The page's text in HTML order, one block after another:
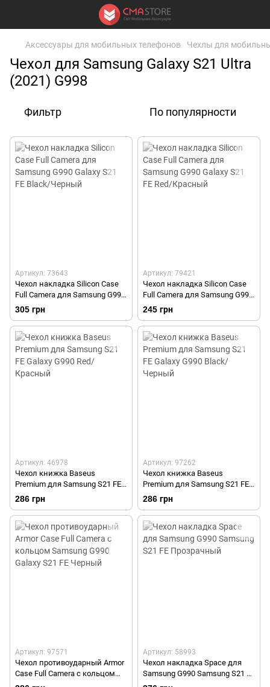
Аксессуары для мобильных телефонов Чехлы для
Чехол для Samsung Galaxy S21 Ultra
(2021) G998
Фильтр По популярности
Артикул: 73643
Чехол накладка Silicon Case
Full Camera для Samsung G990
Galaxy S21 FE Black/Черный
305 грн
Артикул: 79421
Чехол накладка Silicon Case
Full Camera для Samsung G990
Galaxy S21 FE Red/Красный
245 грн
Артикул: 46978
Чехол книжка Baseus
Premium для Samsung S21 FE
Galaxy G990 Red/Красный
286 грн
Артикул: 97262
Чехол книжка Baseus
Premium для Samsung S21 FE
Galaxy G990 Black/Черный
286 грн
Артикул: 97571
Чехол противоударный Armor
Case Full Camera с кольцом
Samsung G990 Galaxy S21 FE
Артикул: 58993
Чехол накладка Space для
Samsung G990 Samsung S21 FE
Прозрачный